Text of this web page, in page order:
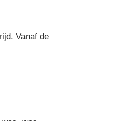
Vanaf de